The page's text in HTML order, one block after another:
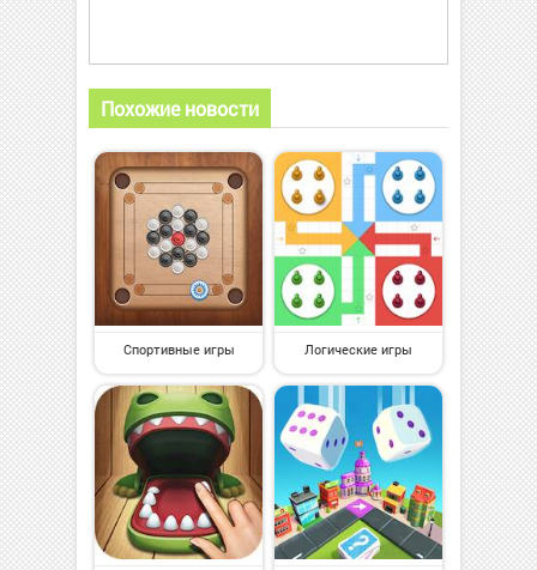
Похожие новости
Спортивные игры Логические игры